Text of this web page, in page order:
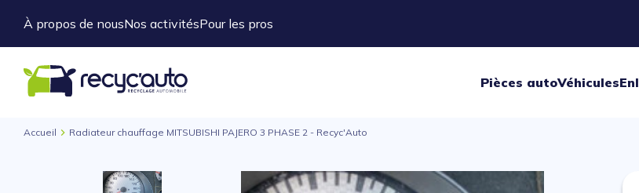
À propos de nousNos activitésPour les pros
Pièces autoVéhicules
Accueil Radiateur chauffage MITSUBISHI PAJERO 3 PHASE 2 - Recyc'Auto